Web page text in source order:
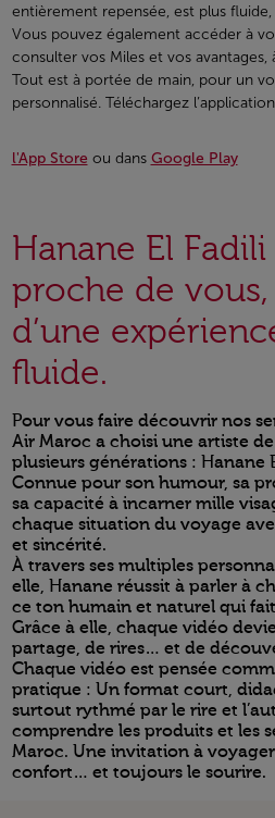
entièrement repensée, est plus
Vous pouvez également accéder à
consulter vos Miles et vos
Tout est à portée de main, pour un
personnalisé. Téléchargez
l'App Store ou dans Google Play
Hanane El
proche de
d’une
fluide.
Pour vous faire découvrir nos
Air Maroc a choisi une artiste
plusieurs générations : Hanane
Connue pour son humour, sa
sa capacité à incarner mille
chaque situation du voyage
et sincérité.
À travers ses multiples
elle, Hanane réussit à parler à
ce ton humain et naturel qui
Grâce à elle, chaque vidéo
partage, de rires… et de
Chaque vidéo est pensée
pratique : Un format court,
surtout rythmé par le rire et
comprendre les produits et les
Maroc. Une invitation à
confort… et toujours le sourire.